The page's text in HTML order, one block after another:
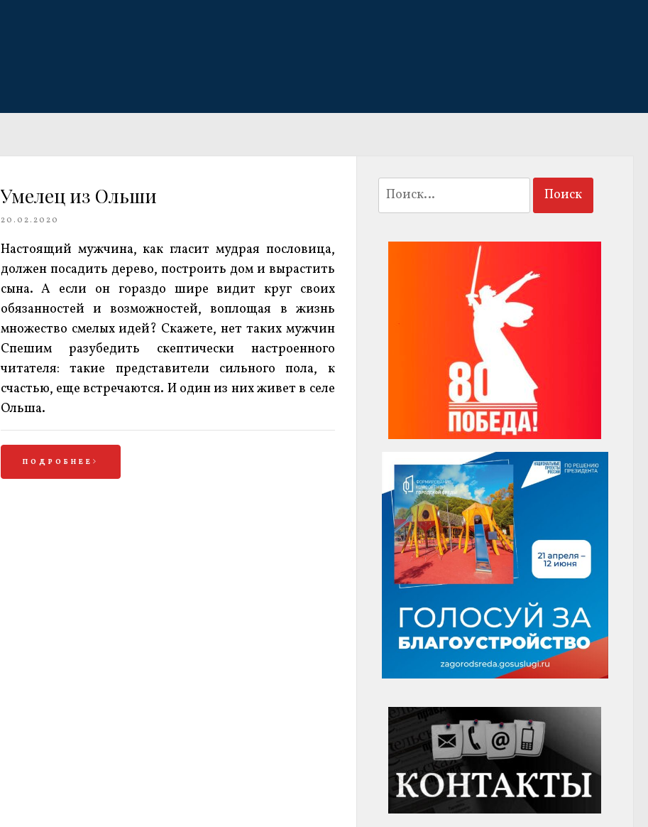
Умелец из Ольши
20.02.2020
Настоящий мужчина, как гласит мудрая пословица,
должен посадить дерево, построить дом и вырастить
сына. А если он гораздо шире видит круг своих
обязанностей и возможностей, воплощая в жизнь
множество смелых идей? Скажете, нет таких мужчин
Спешим разубедить скептически настроенного
читателя: такие представители сильного пола, к
счастью, еще встречаются. И один из них живет в селе
Ольша.
ПОДРОБНЕЕ
Найти: